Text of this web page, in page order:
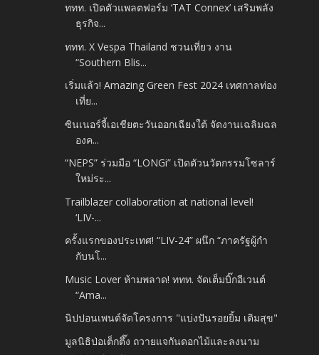
ททท. เปิดตัวแพลตฟอร์ม ‘TAT Connex’ เสริมพลัง
ธุรกิจ...
ททท. X Vespa Thailand ชวนเที่ยว งาน
“Southern Blis...
เริ่มแล้ว! Amazing Green Fest 2024 เทศกาลท่อง
เที่ย...
ซินเนอร์จี้เอเชียตะวันออกเฉียงใต้ จัดงานเฉลิมฉล
องค...
“NEPS” ร่วมมือ “LONGi” เปิดตัวนวัตกรรมโซลาร์
ใหม่ระ...
Trailblazer collaboration at national level!
‘LIV-...
ครั้งแรกของประเทศ! “LIV-24” ผนึก “ภาครัฐผู้กำ
กับนโ...
Music Lover ห้ามพลาด! ททท. จัดเต็มบิ๊กอีเวนต์
“Ama...
นิปปอนเพนต์จัดโครงการ "แบ่งปันรอยยิ้ม เติมสุข"
มูลนิธิป่อเต็กตึ๊ง ถวายแจกันดอกไม้และลงนาม